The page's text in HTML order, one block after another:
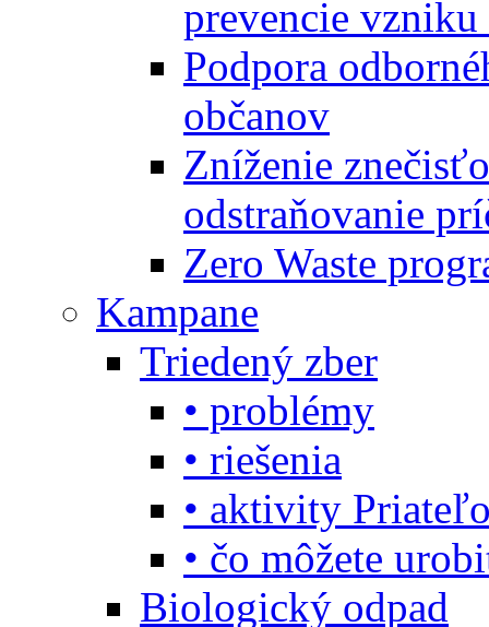
prevencie vzniku
Podpora
občanov
Zníženie
odstraňovanie
Zero Waste
Kampane
Triedený zber
• problémy
• riešenia
• aktivity
• čo môžete
Biologický odpad